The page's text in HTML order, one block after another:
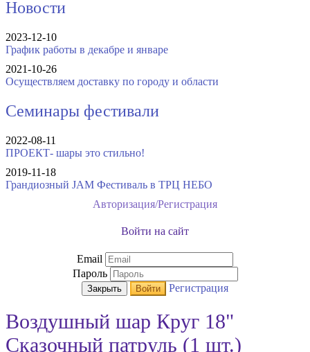
Новости
2023-12-10
График работы в декабре и январе
2021-10-26
Осуществляем доставку по городу и области
Семинары фестивали
2022-08-11
ПРОЕКТ- шары это стильно!
2019-11-18
Грандиозный JAM Фестиваль в ТРЦ НЕБО
Авторизация/Регистрация
Войти на сайт
Email
Пароль
Закрыть Войти Регистрация
Воздушный шар Круг 18"
Сказочный патруль (1 шт.)